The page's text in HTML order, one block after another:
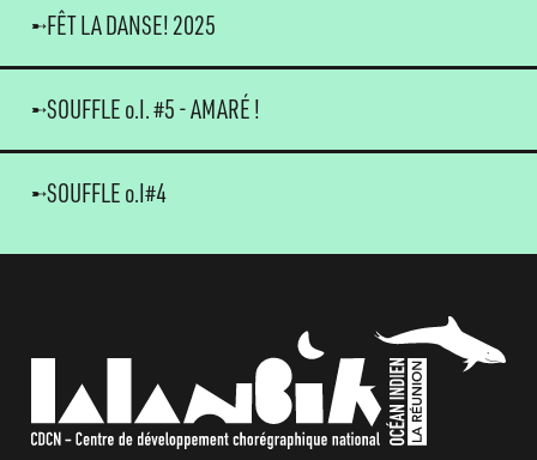
FÊT LA DANSE! 2025
SOUFFLE o.I. #5 - AMARÉ !
SOUFFLE o.I#4